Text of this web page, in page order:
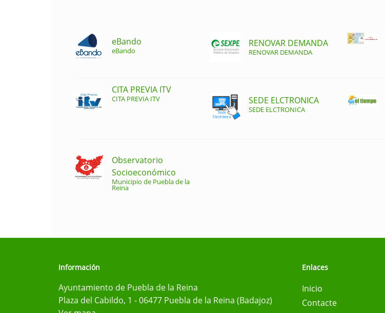
eBando
eBando
RENOVAR DEMANDA
RENOVAR DEMANDA
CITA PREVIA ITV
CITA PREVIA ITV SEDE ELCTRONICA
SEDE ELCTRONICA
Observatorio
Socioeconómico
Municipio de Puebla de la
Reina
Información
Ayuntamiento de Puebla de la Reina
Plaza del Cabildo, 1 - 06477 Puebla de la Reina (Badajoz)
Enlaces
Inicio
Contacte